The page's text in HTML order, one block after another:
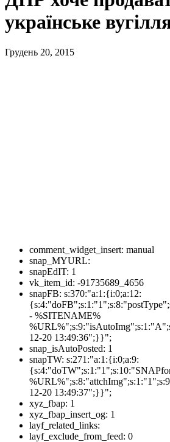
українське
Грудень 20, 2015
comment_widget_insert: manual
snap_MYURL:
snapEdIT: 1
vk_item_id: -91735689_4656
snapFB: s:370:"a:1:{i:0;a:12:
- %SITENAME%
12-20 13:49:36";}}";
snap_isAutoPosted: 1
snapTW: s:271:"a:1:{i:0;a:9:
12-20 13:49:37";}}";
xyz_fbap: 1
xyz_fbap_insert_og: 1
layf_related_links:
layf_exclude_from_feed: 0